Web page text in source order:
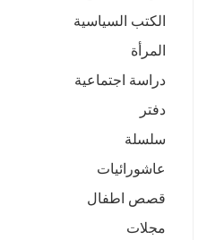
الكتب السياسية
المرأة
دراسة اجتماعية
دفتر
سلسلة
عاشورائيات
قصص اطفال
مجلات